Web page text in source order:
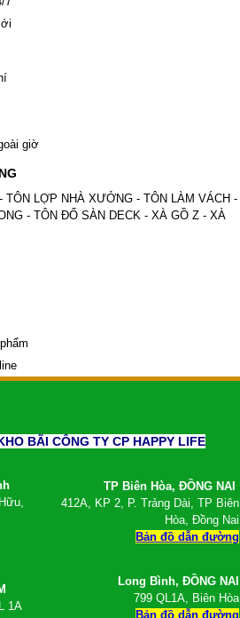
Ý
rẻ
rẻ
giá rẻ
H, thép V,
La
Phát
Quốc
keo, giá ván
pha phủ keo,
phủ keo, giá
đỏ
Z
Z80
Sen Z275
Z120...
Tấm Format,
giờ
TÔN LỢP NHÀ XƯỞNG - TÔN LÀM VÁCH -
- TÔN ĐỔ SÀN DECK - XÀ GỒ Z - XÀ
BÃI CÔNG TY CP HAPPY LIFE
TP Biên Hòa, ĐỒNG NAI
412A, KP 2, P. Trảng Dài, TP Biên
Hòa, Đồng Nai
Bản đồ dẫn đường
1A
Long Bình,ĐỒNG NAI
799 QL1A, Biên Hòa
Bản đồ dẫn đường